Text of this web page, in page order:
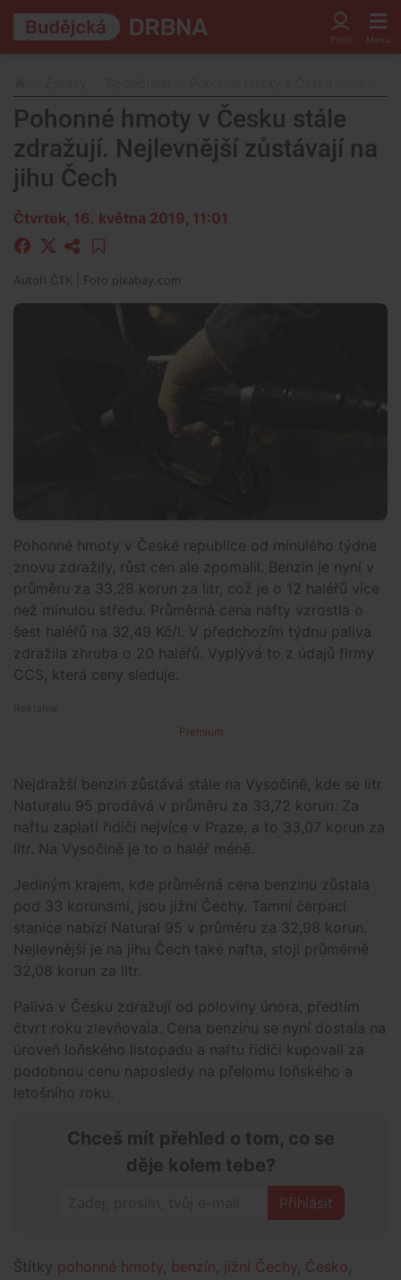
Pohonné hmoty v Česku stále
zdražují. Nejlevnější zůstávají na
jihu Čech
Čtvrtek, 16. května 2019, 11:01
Autoři ČTK | Foto pixabay.com
Pohonné hmoty v České republice od minulého týdne
znovu zdražily, růst cen ale zpomalil. Benzin je nyní v
průměru za 33,28 korun za litr, což je o 12 haléřů více
než minulou středu. Průměrná cena nafty vzrostla o
šest haléřů na 32,49 Kč/l. V předchozím týdnu paliva
zdražila zhruba o 20 haléřů. Vyplývá to z údajů firmy
CCS, která ceny sleduje.
Premium
Nejdražší benzin zůstává stále na Vysočině, kde se litr
Naturalu 95 prodává v průměru za 33,72 korun. Za
naftu zaplatí řidiči nejvíce v Praze, a to 33,07 korun za
litr. Na Vysočině je to o haléř méně.
Jediným krajem, kde průměrná cena benzinu zůstala
pod 33 korunami, jsou jižní Čechy. Tamní čerpací
stanice nabízí Natural 95 v průměru za 32,98 korun.
Nejlevnější je na jihu Čech také nafta, stojí průměrně
32,08 korun za litr.
Paliva v Česku zdražují od poloviny února, předtím
čtvrt roku zlevňovala. Cena benzinu se nyní dostala na
úroveň loňského listopadu a naftu řidiči kupovali za
podobnou cenu naposledy na přelomu loňského a
letošního roku.
Chceš mít přehled o tom, co se
děje kolem tebe?
Přihlásit
Štítky pohonné hmoty benzín jižní Čechy Česko